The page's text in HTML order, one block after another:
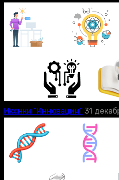
Иконки “Инновации” 31